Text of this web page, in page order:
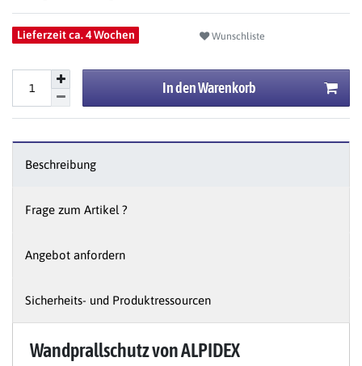
Lieferzeit ca. 4 Wochen Wunschliste
In den Warenkorb
Beschreibung
Frage zum Artikel ?
Angebot anfordern
Sicherheits- und Produktressourcen
Wandprallschutz von ALPIDEX